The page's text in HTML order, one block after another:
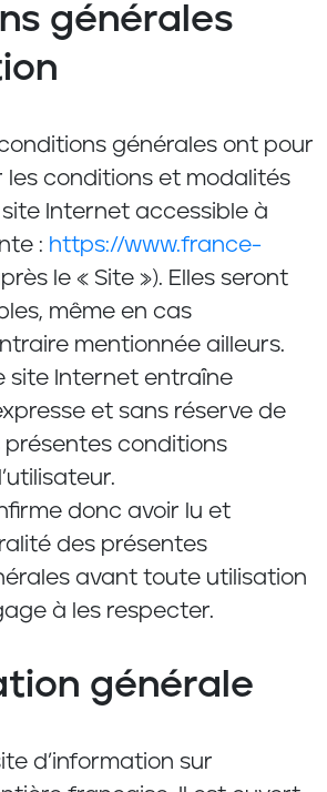
générales
générales ont pour
les conditions et modalités
site Internet accessible à
: https://www.france-
le « Site »). Elles seront
même en cas
mentionnée ailleurs.
site Internet entraîne
et sans réserve de
présentes conditions
donc avoir lu et
des présentes
avant toute utilisation
à les respecter.
générale
d’information sur